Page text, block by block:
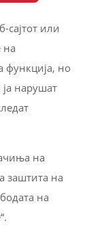
сајтот или
на
функција, но
нарушат
на
заштита на
на